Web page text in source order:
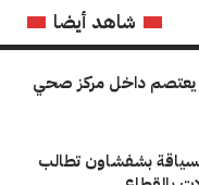
شاهد أيضا
داخل مركز صحي
بشفشاون تطالب